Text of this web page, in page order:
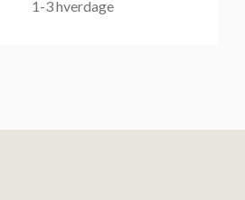
1-3 hverdage